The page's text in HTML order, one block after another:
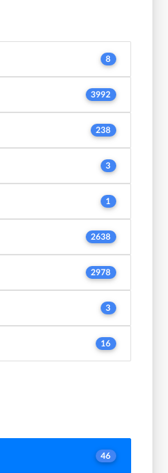
8
3992
238
3
1
2638
2978
3
16
46